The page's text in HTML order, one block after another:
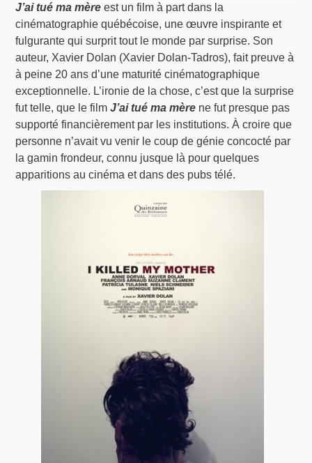
J’ai tué ma mère est un film à part dans la
cinématographie québécoise, une œuvre inspirante et
fulgurante qui surprit tout le monde par surprise. Son
auteur, Xavier Dolan (Xavier Dolan-Tadros), fait preuve à
à peine 20 ans d’une maturité cinématographique
exceptionnelle. L’ironie de la chose, c’est que la surprise
fut telle, que le filmJ’ai tué ma mère ne fut presque pas
supporté financièrement par les institutions. À croire que
personne n’avait vu venir le coup de génie concocté par
la gamin frondeur, connu jusque là pour quelques
apparitions au cinéma et dans des pubs télé.